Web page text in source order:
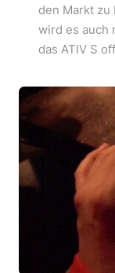
den Markt
wird es auch
das ATIV S